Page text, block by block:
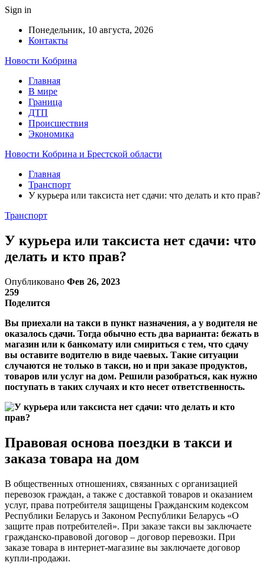
Sign in
Понедельник, 10 августа, 2026
Контакты
Новости Кобрина
Главная
В мире
Граница
ДТП
Происшествия
Экономика
Новости Кобрина и Брестской области
Главная
Транспорт
У курьера или таксиста нет сдачи: что делать и кто прав?
Транспорт
У курьера или таксиста нет сдачи: что
делать и кто прав?
Опубликовано Фев 26, 2023
259
Поделится
Вы приехали на такси в пункт назначения, а у водителя не
оказалось сдачи. Тогда обычно есть два варианта: бежать в
магазин или к банкомату или смириться с тем, что сдачу
вы оставите водителю в виде чаевых. Такие ситуации
случаются не только в такси, но и при заказе продуктов,
товаров или услуг на дом. Решили разобраться, как нужно
поступать в таких случаях и кто несет ответственность.
Правовая основа поездки в такси и
заказа товара на дом
В общественных отношениях, связанных с организацией
перевозок граждан, а также с доставкой товаров и оказанием
услуг, права потребителя защищены Гражданским кодексом
Республики Беларусь и Законом Республики Беларусь «О
защите прав потребителей». При заказе такси вы заключаете
гражданско-правовой договор – договор перевозки. При
заказе товара в интернет-магазине вы заключаете договор
купли-продажи.